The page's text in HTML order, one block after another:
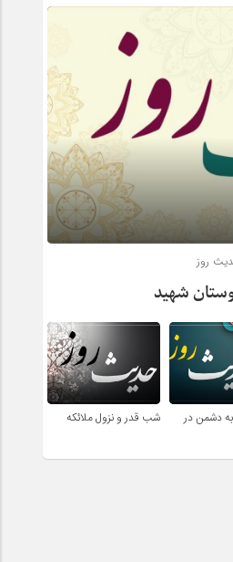
روز
شهید
دشمن در
شب قدر و نزول ملائکه